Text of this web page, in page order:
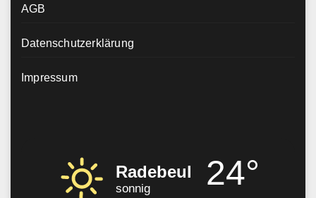
AGB
Datenschutzerklärung
Impressum
Radebeul
sonnig 24°